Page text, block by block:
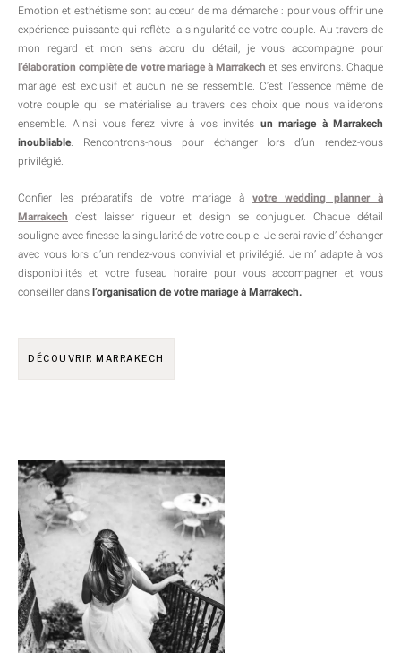
Emotion et esthétisme sont au cœur de ma démarche : pour vous offrir une
expérience puissante qui reflète la singularité de votre couple. Au travers de
mon regard et mon sens accru du détail, je vous accompagne pour
l’élaboration complète de votre mariage à Marrakech et ses environs. Chaque
mariage est exclusif et aucun ne se ressemble. C’est l’essence même de
votre couple qui se matérialise au travers des choix que nous validerons
ensemble. Ainsi vous ferez vivre à vos invités un mariage à Marrakech
inoubliable. Rencontrons-nous pour échanger lors d’un rendez-vous
privilégié.
Confier les préparatifs de votre mariage à votre wedding planner à
Marrakech c’est laisser rigueur et design se conjuguer. Chaque détail
souligne avec finesse la singularité de votre couple. Je serai ravie d’ échanger
avec vous lors d’un rendez-vous convivial et privilégié. Je m’ adapte à vos
disponibilités et votre fuseau horaire pour vous accompagner et vous
conseiller dans l’organisation de votre mariage à Marrakech.
DÉCOUVRIR MARRAKECH